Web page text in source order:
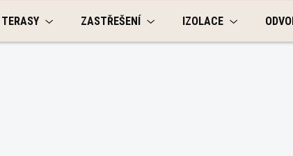
TERASY ZASTŘEŠENÍ IZOLACE